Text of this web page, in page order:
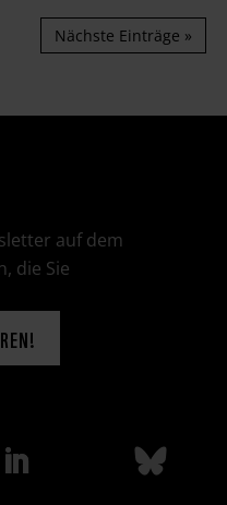
Nächste Einträge »
auf dem
die Sie